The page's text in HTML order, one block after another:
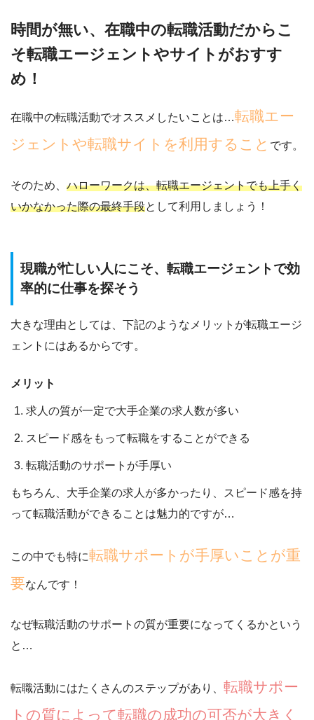
時間が無い、在職中の転職活動だからこ
そ転職エージェントやサイトがおすす
め！
在職中の転職活動でオススメしたいことは…転職エー
ジェントや転職サイトを利用すること です。
そのため、 ハローワークは、転職エージェントでも上手く
いかなかった際の最終手段として利用しましょう！
現職が忙しい人にこそ、転職エージェントで効
率的に仕事を探そう
大きな理由としては、下記のようなメリットが転職エージ
ェントにはあるからです。
メリット
求人の質が一定で大手企業の求人数が多い
スピード感をもって転職をすることができる
転職活動のサポートが手厚い
もちろん、大手企業の求人が多かったり、スピード感を持
って転職活動ができることは魅力的ですが…
この中でも特に転職サポートが手厚いことが重
要なんです！
なぜ転職活動のサポートの質が重要になってくるかという
と…
転職活動にはたくさんのステップがあり、 転職サポー
トの質によって転職の成功の可否が大きく